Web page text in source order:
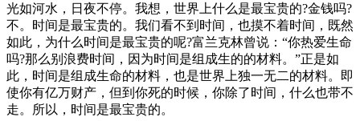
光如河水，日夜不停。我想，世界上什么是最宝贵的?金钱吗?
不。时间是最宝贵的。我们看不到时间，也摸不着时间，既然
如此，为什么时间是最宝贵的呢?富兰克林曾说：“你热爱生命
吗?那么别浪费时间，因为时间是组成生的的材料。”正是如
此，时间是组成生命的材料，也是世界上独一无二的材料。即
使你有亿万财产，但到你死的时候，你除了时间，什么也带不
走。所以，时间是最宝贵的。